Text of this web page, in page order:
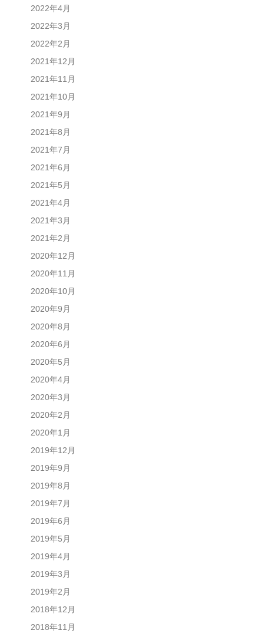
2022年4月
2022年3月
2022年2月
2021年12月
2021年11月
2021年10月
2021年9月
2021年8月
2021年7月
2021年6月
2021年5月
2021年4月
2021年3月
2021年2月
2020年12月
2020年11月
2020年10月
2020年9月
2020年8月
2020年6月
2020年5月
2020年4月
2020年3月
2020年2月
2020年1月
2019年12月
2019年9月
2019年8月
2019年7月
2019年6月
2019年5月
2019年4月
2019年3月
2019年2月
2018年12月
2018年11月